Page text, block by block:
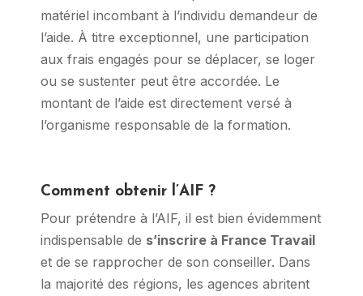
matériel incombant à l’individu demandeur de
l’aide. À titre exceptionnel, une participation
aux frais engagés pour se déplacer, se loger
ou se sustenter peut être accordée. Le
montant de l’aide est directement versé à
l’organisme responsable de la formation.
Comment obtenir l’AIF ?
Pour prétendre à l’AIF, il est bien évidemment
indispensable de s’inscrire à France Travail
et de se rapprocher de son conseiller. Dans
la majorité des régions, les agences abritent